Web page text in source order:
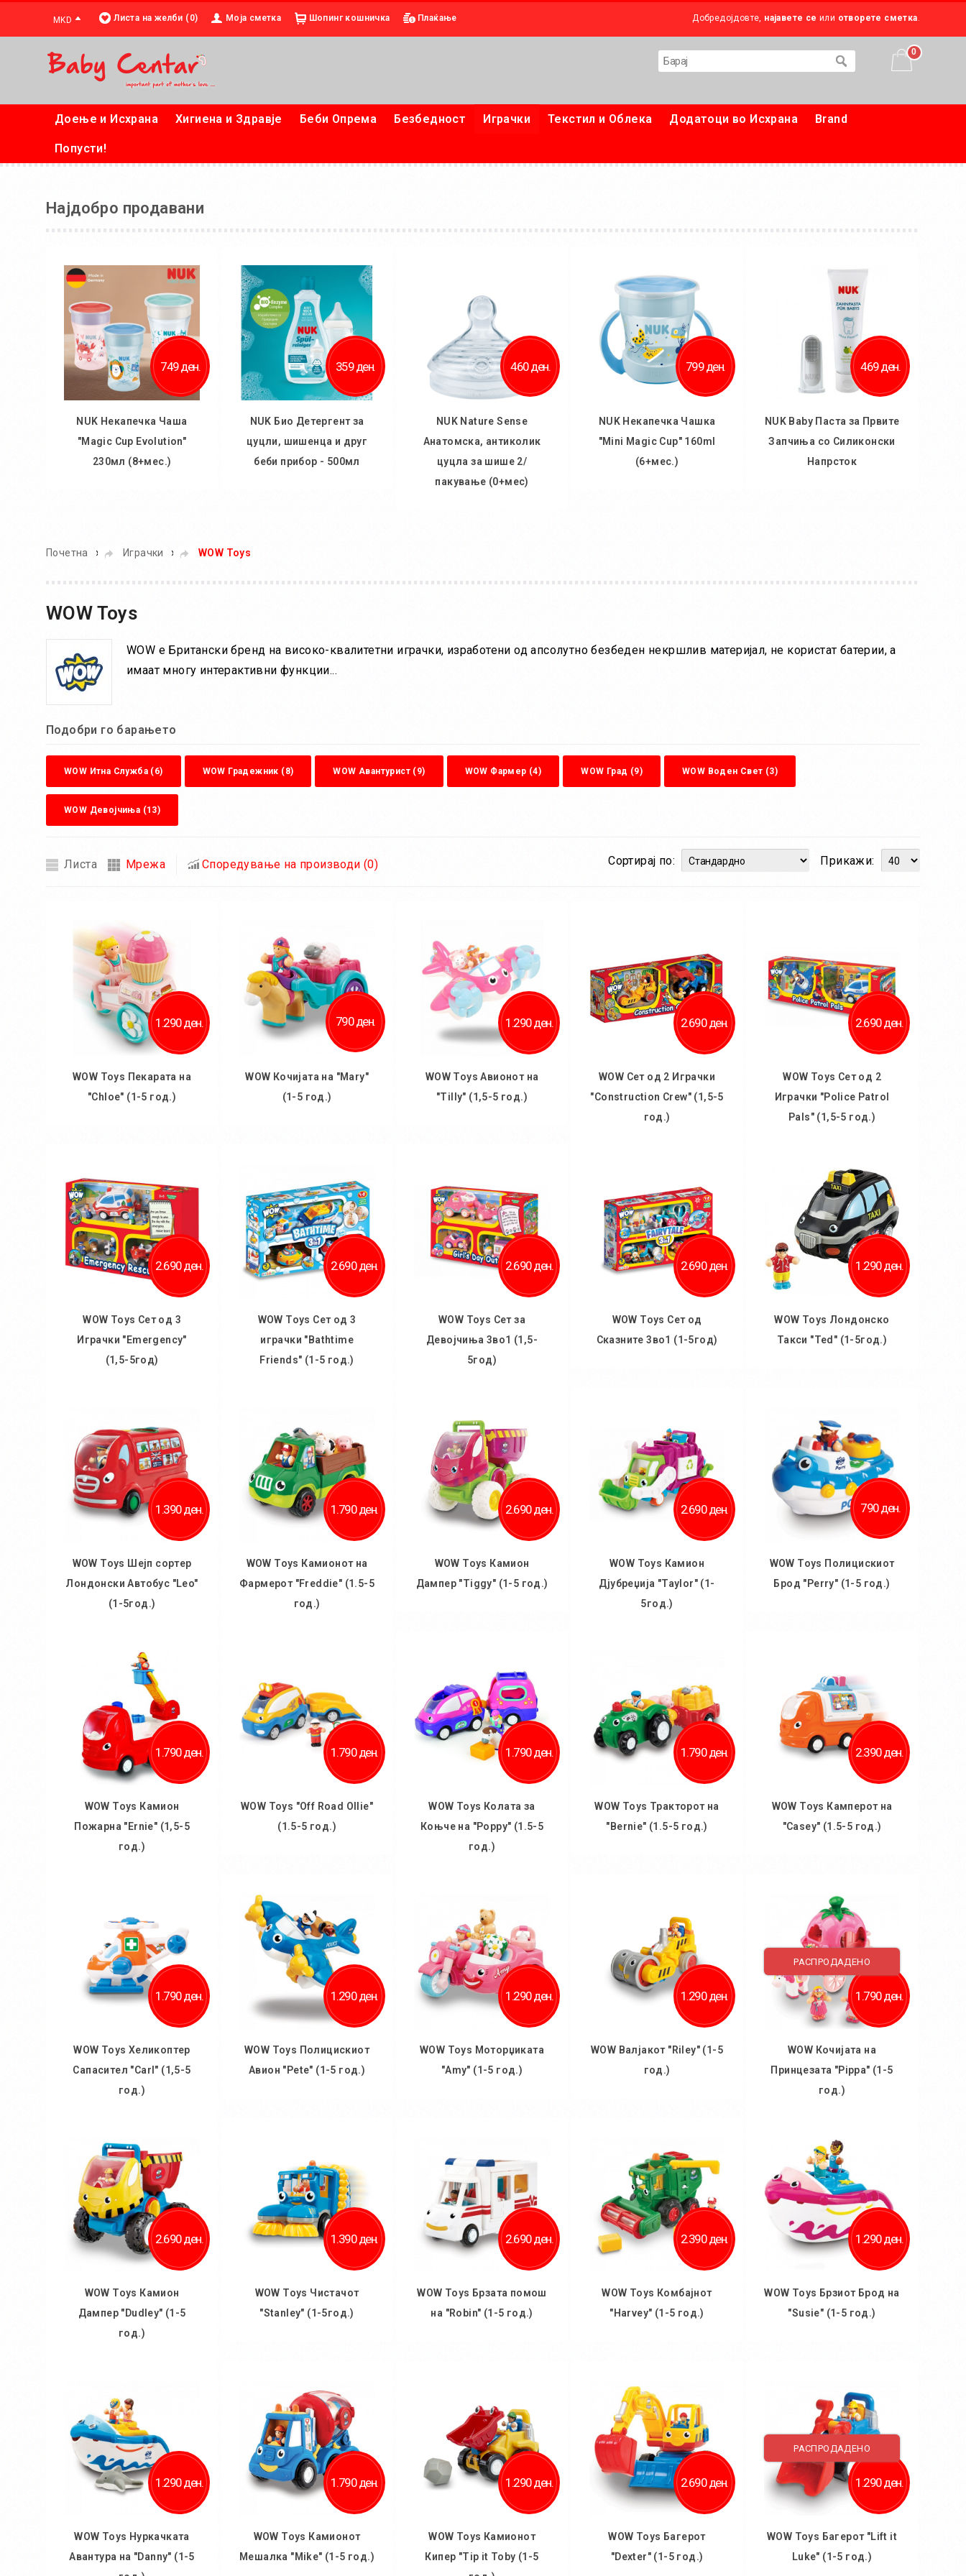
MKD Добредојдовте, најавете се или отворете сметка.
Листа на желби (0) Моја сметка Шопинг кошничка Плаќање
0
Доење и Исхрана Хигиена и Здравје Беби Опрема Безбедност Играчки Текстил и Облека Додатоци во Исхрана Brand
Попусти!
Најдобро продавани
749 ден.
NUK Некапечка Чаша
"Magic Cup Evolution"
230мл (8+мес.)
359 ден.
NUK Био Детергент за
цуцли, шишенца и друг
беби прибор - 500мл
460 ден.
NUK Nature Sense
Анатомска, антиколик
цуцла за шише 2/
пакување (0+мес)
799 ден.
NUK Некапечка Чашка
"Mini Magic Cup" 160ml
(6+мес.)
469 ден.
NUK Baby Паста за Првите
Запчиња со Силиконски
Напрсток
Почетна » Играчки » WOW Toys
WOW Toys
WOW е Британски бренд на високо-квалитетни играчки, изработени од апсолутно безбеден некршлив материјал, не користат батерии, а
имаат многу интерактивни функции...
Подобри го барањето
WOW Итна Служба (6) WOW Градежник (8) WOW Авантурист (9) WOW Фармер (4) WOW Град (9) WOW Воден Свет (3)
WOW Девојчиња (13)
Листа Мрежа Споредување на производи (0) Прикажи:
Сортирај по:
1.290 ден.
WOW Toys Пекарата на
"Chloe" (1-5 год.)
790 ден.
WOW Кочијата на "Mary"
(1-5 год.)
1.290 ден.
WOW Toys Авионот на
"Tilly" (1,5-5 год.)
2.690 ден.
WOW Сет од 2 Играчки
"Construction Crew" (1,5-5
год.)
2.690 ден.
WOW Toys Сет од 2
Играчки "Police Patrol
Pals" (1,5-5 год.)
2.690 ден.
WOW Toys Сет од 3
Играчки "Emergency"
(1,5-5год)
2.690 ден.
WOW Toys Сет од 3
играчки "Bathtime
Friends" (1-5 год.)
2.690 ден.
WOW Toys Сет за
Девојчиња 3во1 (1,5-
5год)
2.690 ден.
WOW Toys Сет од
Сказните 3во1 (1-5год)
1.290 ден.
WOW Toys Лондонско
Такси "Ted" (1-5год.)
1.390 ден.
WOW Toys Шејп сортер
Лондонски Автобус "Leo"
(1-5год.)
Во кошничка
1.790 ден.
WOW Toys Камионот на
Фармерот "Freddie" (1.5-5
год.)
2.690 ден.
WOW Toys Камион
Дампер "Tiggy" (1-5 год.)
2.690 ден.
WOW Toys Камион
Дјубреџија "Taylor" (1-
5год.)
790 ден.
WOW Toys Полицискиот
Брод "Perry" (1-5 год.)
1.790 ден.
WOW Toys Камион
Пожарна "Ernie" (1,5-5
год.)
1.790 ден.
WOW Toys "Off Road Ollie"
(1.5-5 год.)
1.790 ден.
WOW Toys Колата за
Коњче на "Poppy" (1.5-5
год.)
1.790 ден.
WOW Toys Тракторот на
"Bernie" (1.5-5 год.)
2.390 ден.
WOW Toys Камперот на
"Casey" (1.5-5 год.)
1.790 ден.
WOW Toys Хеликоптер
Сапасител "Carl" (1,5-5
год.)
1.290 ден.
WOW Toys Полицискиот
Авион "Pete" (1-5 год.)
1.290 ден.
WOW Toys Моторџиката
"Amy" (1-5 год.)
1.290 ден.
WOW Валјакот "Riley" (1-5
год.)
РАСПРОДАДЕНО
1.790 ден.
WOW Кочијата на
Принцезата "Pippa" (1-5
год.)
2.690 ден.
WOW Toys Камион
Дампер "Dudley" (1-5
год.)
1.390 ден.
WOW Toys Чистачот
"Stanley" (1-5год.)
2.690 ден.
WOW Toys Брзата помош
на "Robin" (1-5 год.)
2.390 ден.
WOW Toys Комбајнот
"Harvey" (1-5 год.)
1.290 ден.
WOW Toys Брзиот Брод на
"Susie" (1-5 год.)
1.290 ден.
WOW Toys Нуркачката
Авантура на "Danny" (1-5
1.790 ден.
WOW Toys Камионот
Мешалка "Mike" (1-5 год.)
1.290 ден.
WOW Toys Камионот
Кипер "Tip it Toby (1-5
2.690 ден.
WOW Toys Багерот
"Dexter" (1-5 год.)
РАСПРОДАДЕНО
1.290 ден.
WOW Toys Багерот "Lift it
Luke" (1-5 год.)